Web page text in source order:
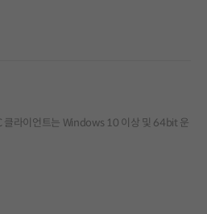
라이언트는 Windows 10 이상 및 64bit 운